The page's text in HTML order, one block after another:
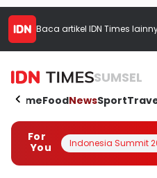
Baca artikel IDN Times
SUMSEL
HomeFoodNewsSport
For
You
Indonesia Summit